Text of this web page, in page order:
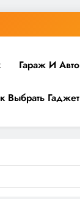
Гараж И Авто
Выбрать Гаджет